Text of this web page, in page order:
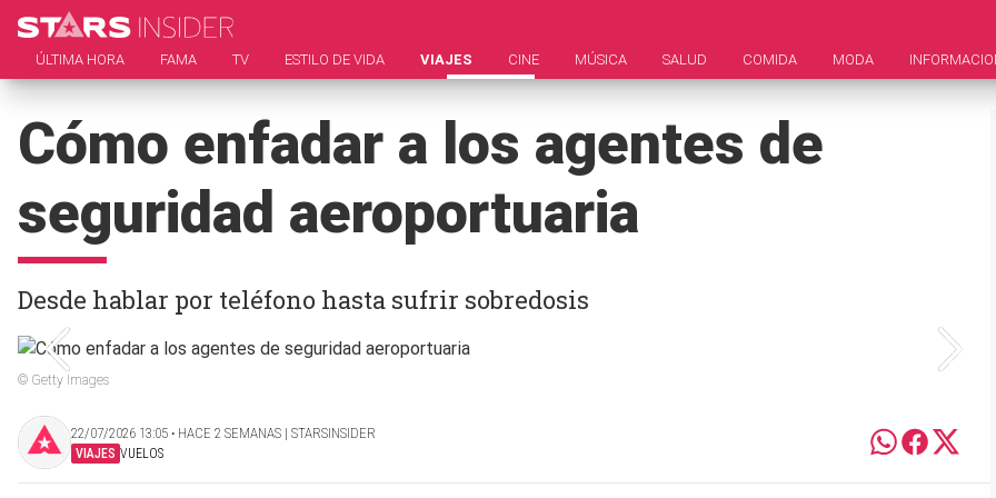
ÚLTIMA HORA FAMA TV ESTILO DE VIDA VIAJES CINE MÚSICA SALUD COMIDA MODA
Cómo enfadar a los agentes de
seguridad aeroportuaria
Desde hablar por teléfono hasta sufrir sobredosis
© Getty Images
22/07/2026 13:05 ‧ HACE 2 SEMANAS | STARSINSIDER
VIAJES VUELOS